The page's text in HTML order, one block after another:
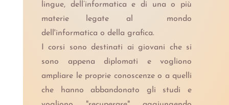
lingue, dell’informatica e di una o più
materie legate al mondo
dell'informatica o della grafica.
I corsi sono destinati ai giovani che si
sono appena diplomati e vogliono
ampliare le proprie conoscenze o a quelli
che hanno abbandonato gli studi e